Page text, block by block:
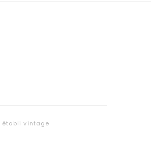
établi vintage